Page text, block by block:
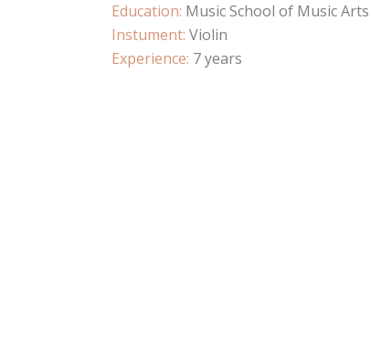
Education: Music School of Music Arts
Instument: Violin
Experience: 7 years